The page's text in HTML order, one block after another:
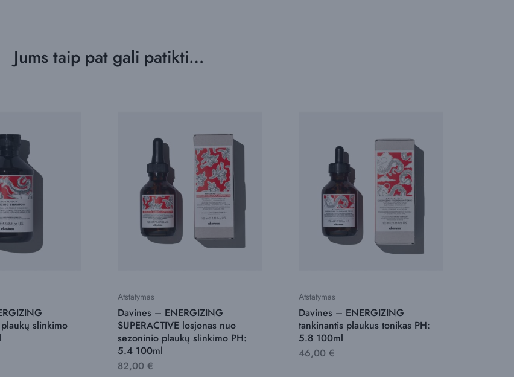
Jums taip pat gali patikti…
slinkimo
Atstatymas
Davines – ENERGIZING
SUPERACTIVE losjonas nuo
sezoninio plaukų slinkimo PH:
5.4 100ml
82,00 €
Atstatymas
Davines – ENERGIZING
tankinantis plaukus tonikas PH:
5.8 100ml
46,00 €